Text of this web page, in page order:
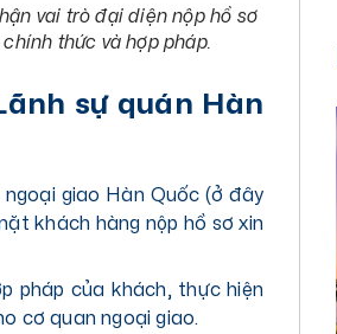
vai trò đại diện nộp hồ sơ
thức và hợp pháp.
sự quán Hàn
giao Hàn Quốc (ở đây
khách hàng nộp hồ sơ xin
pháp của khách, thực hiện
cơ quan ngoại giao.